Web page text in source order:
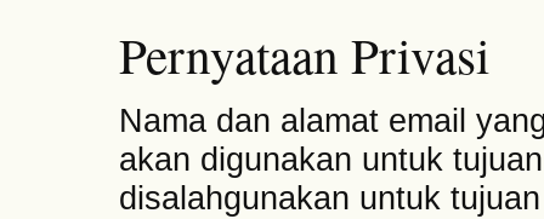
Pernyataan Privasi
Nama dan alamat email
akan digunakan untuk
disalahgunakan untuk